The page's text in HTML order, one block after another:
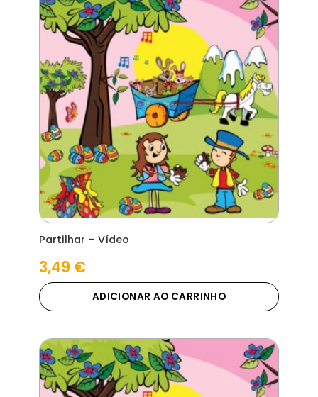
Partilhar – Vídeo
3,49 €
ADICIONAR AO CARRINHO